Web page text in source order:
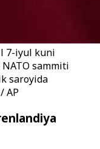
7-iyul kuni
sammiti
saroyida
AP